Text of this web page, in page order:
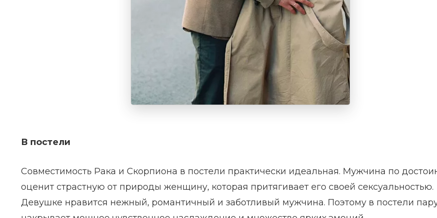
В постели
Совместимость Рака и Скорпиона в постели практически идеальная. Мужчина по
оценит страстную от природы женщину, которая притягивает его своей сексуальностью.
Девушке нравится нежный, романтичный и заботливый мужчина. Поэтому в постели